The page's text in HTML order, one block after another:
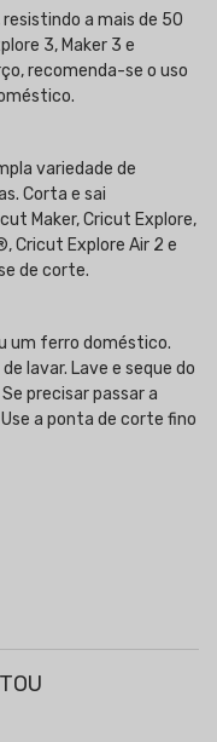
a mais de 50
3, Maker 3 e
recomenda-se o uso
variedade de
Corta e sai
Maker, Cricut Explore,
Cricut Explore Air 2 e
de corte.
um ferro doméstico.
lavar. Lave e seque do
precisar passar a
a ponta de corte fino